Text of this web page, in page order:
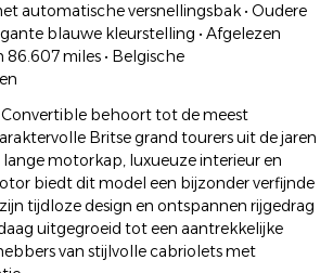
automatische versnellingsbak • Oudere
blauwe kleurstelling • Afgelezen
miles • Belgische
Convertible behoort tot de meest
Britse grand tourers uit de jaren
motorkap, luxueuze interieur en
biedt dit model een bijzonder verfijnde
tijdloze design en ontspannen rijgedrag
uitgegroeid tot een aantrekkelijke
van stijlvolle cabriolets met